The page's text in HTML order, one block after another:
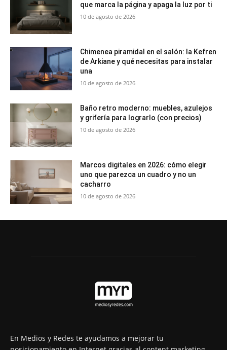
que marca la página y apaga la luz por ti
10 de agosto de 2026
Chimenea piramidal en el salón: la Kefren
de Arkiane y qué necesitas para instalar
una
10 de agosto de 2026
Baño retro moderno: muebles, azulejos
y grifería para lograrlo (con precios)
10 de agosto de 2026
Marcos digitales en 2026: cómo elegir
uno que parezca un cuadro y no un
cacharro
10 de agosto de 2026
En Medios y Redes te ayudamos a mejorar tu